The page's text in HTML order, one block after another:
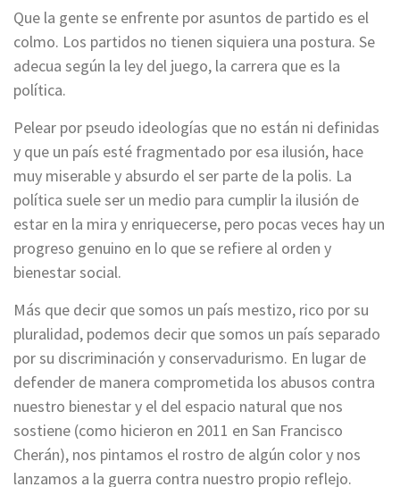
Que la gente se enfrente por asuntos de partido es el
colmo. Los partidos no tienen siquiera una postura. Se
adecua según la ley del juego, la carrera que es la
política.
Pelear por pseudo ideologías que no están ni definidas
y que un país esté fragmentado por esa ilusión, hace
muy miserable y absurdo el ser parte de la polis. La
política suele ser un medio para cumplir la ilusión de
estar en la mira y enriquecerse, pero pocas veces hay un
progreso genuino en lo que se refiere al orden y
bienestar social.
Más que decir que somos un país mestizo, rico por su
pluralidad, podemos decir que somos un país separado
por su discriminación y conservadurismo. En lugar de
defender de manera comprometida los abusos contra
nuestro bienestar y el del espacio natural que nos
sostiene (como hicieron en 2011 en San Francisco
Cherán), nos pintamos el rostro de algún color y nos
lanzamos a la guerra contra nuestro propio reflejo.